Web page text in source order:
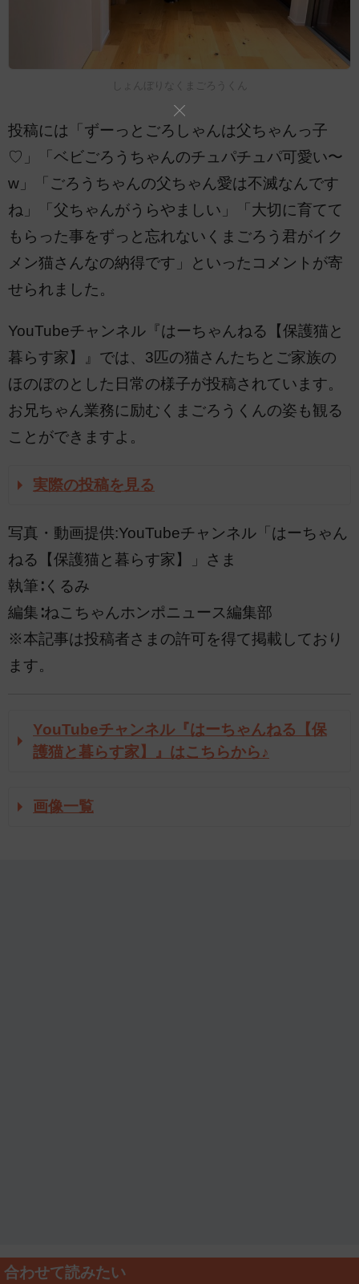
しょんぼりなくまごろうくん
投稿には「ずーっとごろしゃんは父ちゃんっ子
♡」「ベビごろうちゃんのチュパチュパ可愛い〜
w」「ごろうちゃんの父ちゃん愛は不滅なんです
ね」「父ちゃんがうらやましい」「大切に育てて
もらった事をずっと忘れないくまごろう君がイク
メン猫さんなの納得です」といったコメントが寄
せられました。
YouTubeチャンネル『はーちゃんねる【保護猫と
暮らす家】』では、3匹の猫さんたちとご家族の
ほのぼのとした日常の様子が投稿されています。
お兄ちゃん業務に励むくまごろうくんの姿も観る
ことができますよ。
実際の投稿を見る
写真・動画提供:YouTubeチャンネル「はーちゃん
ねる【保護猫と暮らす家】」さま
執筆∶くるみ
編集∶ねこちゃんホンポニュース編集部
※本記事は投稿者さまの許可を得て掲載しており
ます。
YouTubeチャンネル『はーちゃんねる【保
護猫と暮らす家】』はこちらから♪
画像一覧
合わせて読みたい